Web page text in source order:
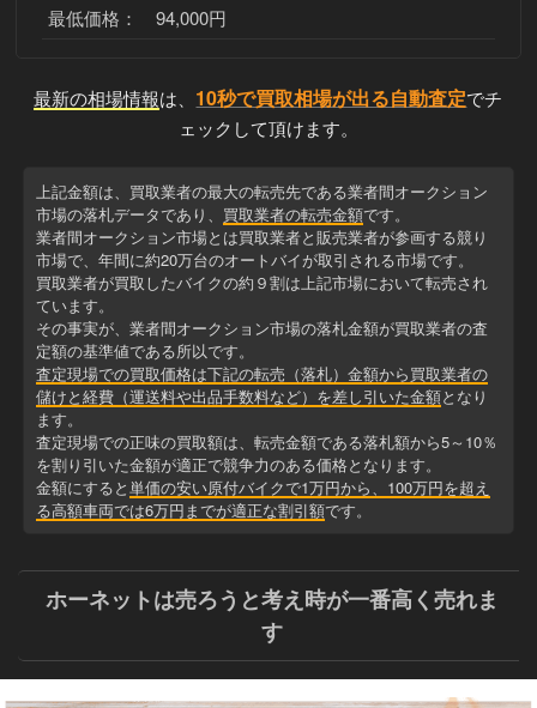
最低価格： 94,000円
最新の相場情報は、 10秒で買取相場が出る自動査定でチ
ェックして頂けます。
上記金額は、買取業者の最大の転売先である業者間オークション
市場の落札データであり、 買取業者の転売金額です。
業者間オークション市場とは買取業者と販売業者が参画する競り
市場で、年間に約20万台のオートバイが取引される市場です。
買取業者が買取したバイクの約９割は上記市場において転売され
ています。
その事実が、業者間オークション市場の落札金額が買取業者の査
定額の基準値である所以です。
査定現場での買取価格は下記の転売（落札）金額から買取業者の
儲けと経費（運送料や出品手数料など）を差し引いた金額となり
ます。
査定現場での正味の買取額は、転売金額である落札額から5～10％
を割り引いた金額が適正で競争力のある価格となります。
金額にすると単価の安い原付バイクで1万円から、100万円を超え
る高額車両では6万円までが適正な割引額です。
ホーネットは売ろうと考え時が一番高く売れま
す